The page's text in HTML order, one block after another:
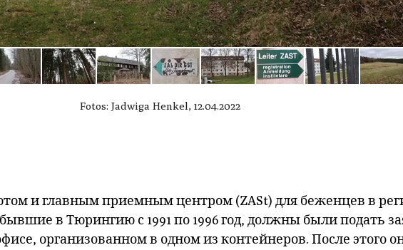
Fotos: Jadwiga Henkel, 12.04.2022
и главным приемным центром (ZASt) для беженцев в
в Тюрингию с 1991 по 1996 год, должны были подать
организованном в одном из контейнеров. После этого